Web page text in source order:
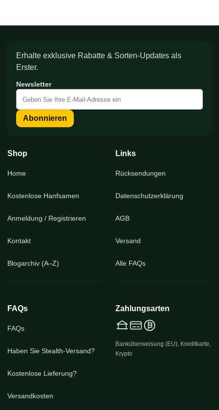
Erhalte exklusive Rabatte & Sorten-Updates als
Erster.
Newsletter
Melden
Sie
sich
für
an:
Abonnieren
Shop
Home
Kostenlose Hanfsamen
Anmeldung / Registrieren
Kontakt
Blogarchiv (A–Z)
Links
Rücksendungen
Datenschutzerklärung
AGB
Versand
Alle FAQs
FAQs
FAQs
Haben Sie Stealth-Versand?
Kostenlose Lieferung?
Versandkosten
Zahlungsarten
Banküberweisung (EU), Kreditkarte,
Krypto